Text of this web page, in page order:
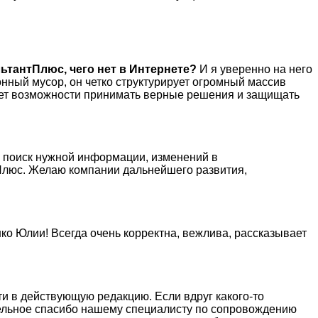
чего нет в Интернете? И я уверенно на него
мусор, он четко структурирует огромный массив
возможности принимать верные решения и защищать
нужной информации, изменений в
Желаю компании дальнейшего развития,
Юлии! Всегда очень корректна, вежлива, рассказывает
в действующую редакцию. Если вдруг какого-то
спасибо нашему специалисту по сопровождению